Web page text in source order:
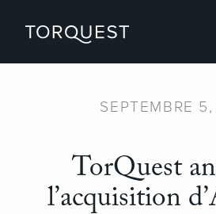
SEPTEMBRE
TorQuest
l’acquisition